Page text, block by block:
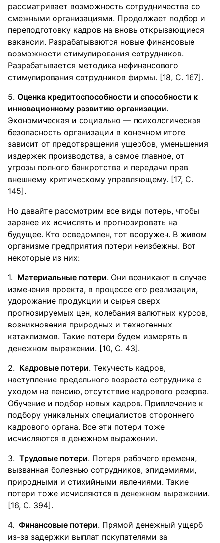
рассматривает возможность сотрудничества со
смежными организациями. Продолжает подбор и
переподготовку кадров на вновь открывающиеся
вакансии. Разрабатываются новые финансовые
возможности стимулирования сотрудников.
Разрабатывается методика нефинансового
стимулирования сотрудников фирмы. [18, С. 167].
5. Оценка кредитоспособности и способности к
инновационному развитию организации.
Экономическая и социально — психологическая
безопасность организации в конечном итоге
зависит от предотвращения ущербов, уменьшения
издержек производства, а самое главное, от
угрозы полного банкротства и передачи прав
внешнему критическому управляющему. [17, С.
145].
Но давайте рассмотрим все виды потерь, чтобы
заранее их исчислять и прогнозировать на
будущее. Кто осведомлен, тот вооружен. В живом
организме предприятия потери неизбежны. Вот
некоторые из них:
Материальные потери. Они возникают в случае
изменения проекта, в процессе его реализации,
удорожание продукции и сырья сверх
прогнозируемых цен, колебания валютных курсов,
возникновения природных и техногенных
катаклизмов. Такие потери будем измерять в
денежном выражении. [10, С. 43].
Кадровые потери. Текучесть кадров,
наступление предельного возраста сотрудника с
уходом на пенсию, отсутствие кадрового резерва.
Обучение и подбор новых кадров. Привлечение к
подбору уникальных специалистов стороннего
кадрового органа. Все эти потери тоже
исчисляются в денежном выражении.
Трудовые потери. Потеря рабочего времени,
вызванная болезнью сотрудников, эпидемиями,
природными и стихийными явлениями. Такие
потери тоже исчисляются в денежном выражении.
[16, С. 394].
Финансовые потери. Прямой денежный ущерб
из-за задержки выплат покупателями за